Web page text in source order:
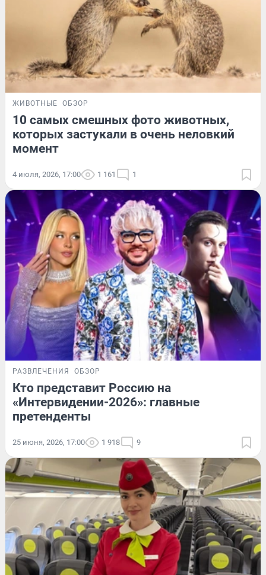
ЖИВОТНЫЕ ОБЗОР
10 самых смешных фото животных,
которых застукали в очень неловкий
момент
4 июля, 2026, 17:00 1 161 1
РАЗВЛЕЧЕНИЯ ОБЗОР
Кто представит Россию на
«Интервидении-2026»: главные
претенденты
25 июня, 2026, 17:00 1 918 9